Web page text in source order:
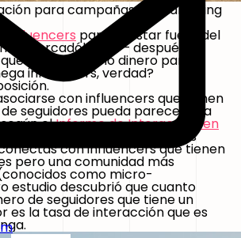
para campañas de marketing
influencers parece estar fuera del
mercadólogos — después de
gastar mucho dinero para
influencers, verdad?
con influencers que tienen
seguidores pueda parecer una
elInforme de Interacción en
, tus esfuerzos serán más
con influencers que tienen
pero una comunidad más
como micro-
estudio descubrió que cuanto
de seguidores que tiene un
es la tasa de interacción que es